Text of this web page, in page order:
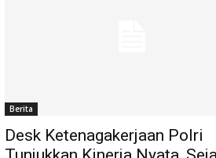
Berita
Desk Ketenagakerjaan Polri